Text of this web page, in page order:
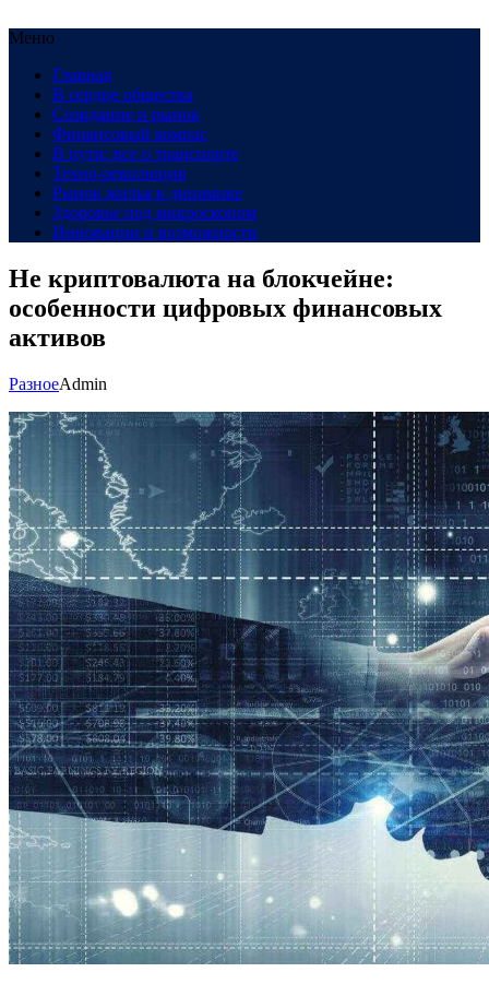
Меню
Главная
В сердце общества
Созидание и рынок
Финансовый компас
В пути: все о транспорте
Техно-революция
Рынок жилья в динамике
Здоровье под микроскопом
Инновации и возможности
Не криптовалюта на блокчейне:
особенности цифровых финансовых
активов
РазноеAdmin